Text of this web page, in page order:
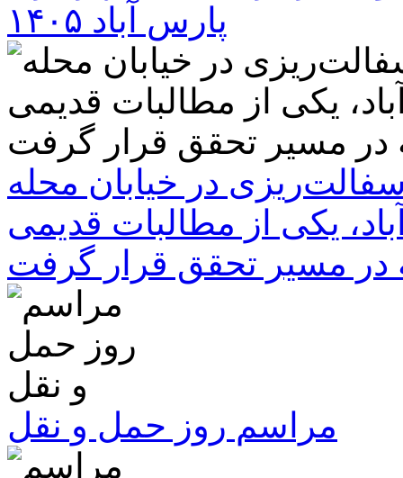
پارس آباد ۱۴۰۵
در خیابان محله
یکی از مطالبات قدیمی
در مسیر تحقق قرار گرفت
مراسم روز حمل و نقل